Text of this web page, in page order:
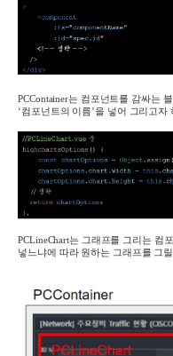
PCContainer는 컴포넌트를 감싸는
‘컴포넌트의 이름’을 넣어 그리고
PCLineChart는 그래프를 그리는 컴
넣느냐에 따라 원하는 그래프를 그